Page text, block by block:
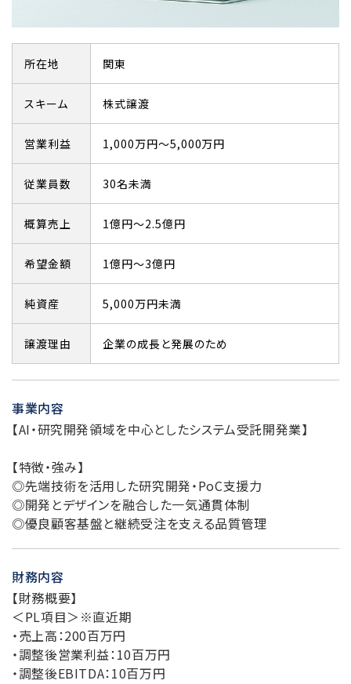
所在地 関東
スキーム 株式譲渡
営業利益 1,000万円～5,000万円
従業員数 30名未満
概算売上 1億円～2.5億円
希望金額 1億円～3億円
純資産 5,000万円未満
譲渡理由 企業の成長と発展のため
事業内容
【AI・研究開発領域を中心としたシステム受託開発業】
【特徴・強み】
◎先端技術を活用した研究開発・PoC支援力
◎開発とデザインを融合した一気通貫体制
◎優良顧客基盤と継続受注を支える品質管理
財務内容
【財務概要】
＜PL項目＞※直近期
・売上高：200百万円
・調整後営業利益：10百万円
・調整後EBITDA：10百万円